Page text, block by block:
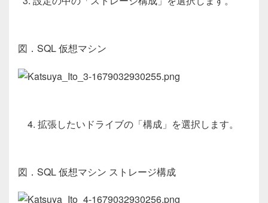
図． SQL 仮想マシン
4. 拡張したいドライブの「構成」を選択します。
図． SQL 仮想マシン ストレージ構成